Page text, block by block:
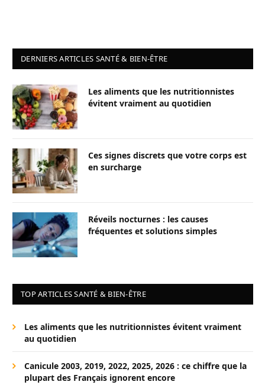
DERNIERS ARTICLES SANTÉ & BIEN-ÊTRE
Les aliments que les nutritionnistes
évitent vraiment au quotidien
Ces signes discrets que votre corps est
en surcharge
Réveils nocturnes : les causes
fréquentes et solutions simples
TOP ARTICLES SANTÉ & BIEN-ÊTRE
Les aliments que les nutritionnistes évitent vraiment
au quotidien
Canicule 2003, 2019, 2022, 2025, 2026 : ce chiffre que la
plupart des Français ignorent encore